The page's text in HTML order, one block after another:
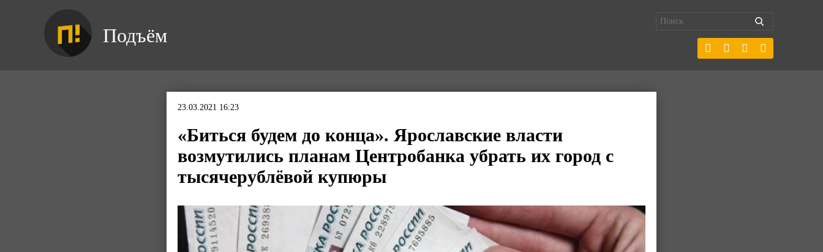
Подъём
23.03.2021 16:23
«Биться будем до конца». Ярославские власти
возмутились планам Центробанка убрать их город с
тысячерублёвой купюры